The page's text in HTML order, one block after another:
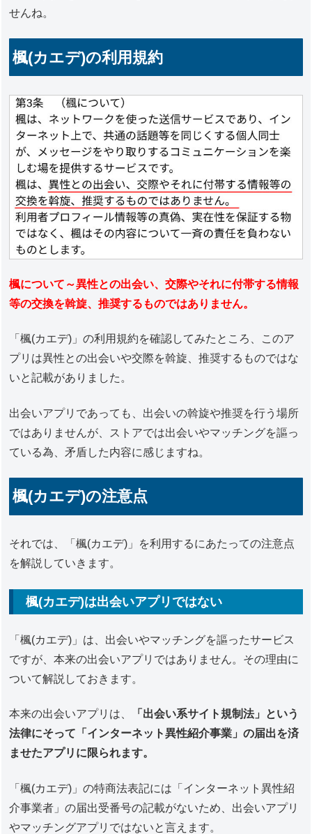
せんね。
楓(カエデ)の利用規約
楓について～異性との出会い、交際やそれに付帯する情報
等の交換を斡旋、推奨するものではありません。
「楓(カエデ)」の利用規約を確認してみたところ、このア
プリは異性との出会いや交際を斡旋、推奨するものではな
いと記載がありました。
出会いアプリであっても、出会いの斡旋や推奨を行う場所
ではありませんが、ストアでは出会いやマッチングを謳っ
ている為、矛盾した内容に感じますね。
楓(カエデ)の注意点
それでは、「楓(カエデ)」を利用するにあたっての注意点
を解説していきます。
楓(カエデ)は出会いアプリではない
「楓(カエデ)」は、出会いやマッチングを謳ったサービス
ですが、本来の出会いアプリではありません。その理由に
ついて解説しておきます。
本来の出会いアプリは、
「出会い系サイト規制法」という
法律にそって「インターネット異性紹介事業」の届出を済
ませたアプリに限られます。
「楓(カエデ)」の特商法表記には「インターネット異性紹
介事業者」の届出受番号の記載がないため、出会いアプリ
やマッチングアプリではないと言えます。